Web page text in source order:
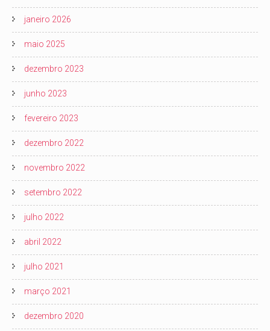
janeiro 2026
maio 2025
dezembro 2023
junho 2023
fevereiro 2023
dezembro 2022
novembro 2022
setembro 2022
julho 2022
abril 2022
julho 2021
março 2021
dezembro 2020